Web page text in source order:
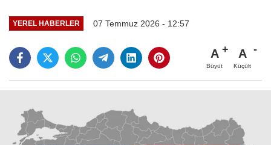
YEREL HABERLER 07 Temmuz 2026 - 12:57
A
Büyüt
A
Küçült